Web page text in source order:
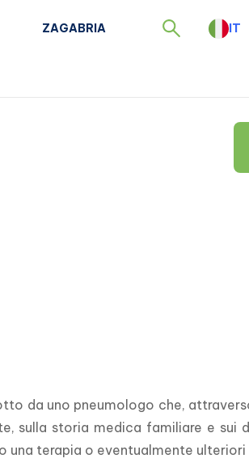
ZAGABRIA IT
da uno pneumologo che,
sulla storia medica familiare e sui
terapia o eventualmente ulteriori